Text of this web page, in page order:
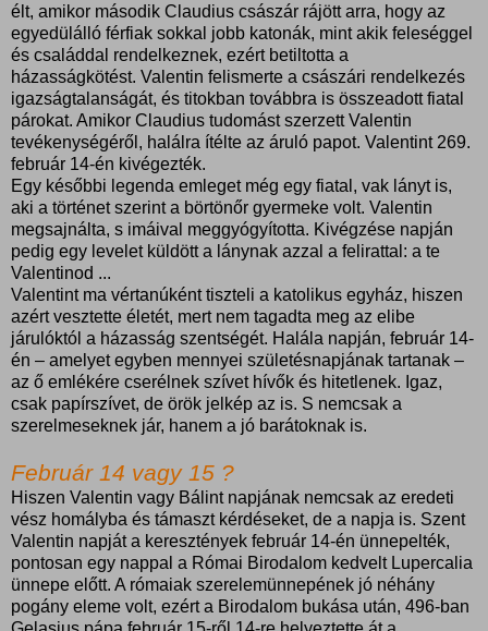
élt, amikor második Claudius császár rájött arra, hogy az
egyedülálló férfiak sokkal jobb katonák, mint akik feleséggel
és családdal rendelkeznek, ezért betiltotta a
házasságkötést. Valentin felismerte a császári rendelkezés
igazságtalanságát, és titokban továbbra is összeadott fiatal
párokat. Amikor Claudius tudomást szerzett Valentin
tevékenységéről, halálra ítélte az áruló papot. Valentint 269.
február 14-én kivégezték.
Egy későbbi legenda emleget még egy fiatal, vak lányt is,
aki a történet szerint a börtönőr gyermeke volt. Valentin
megsajnálta, s imáival meggyógyította. Kivégzése napján
pedig egy levelet küldött a lánynak azzal a felirattal: a te
Valentinod ...
Valentint ma vértanúként tiszteli a katolikus egyház, hiszen
azért vesztette életét, mert nem tagadta meg az elibe
járulóktól a házasság szentségét. Halála napján, február 14-
én – amelyet egyben mennyei születésnapjának tartanak –
az ő emlékére cserélnek szívet hívők és hitetlenek. Igaz,
csak papírszívet, de örök jelkép az is. S nemcsak a
szerelmeseknek jár, hanem a jó barátoknak is.
Február 14 vagy 15 ?
Hiszen Valentin vagy Bálint napjának nemcsak az eredeti
vész homályba és támaszt kérdéseket, de a napja is. Szent
Valentin napját a keresztények február 14-én ünnepelték,
pontosan egy nappal a Római Birodalom kedvelt Lupercalia
ünnepe előtt. A rómaiak szerelemünnepének jó néhány
pogány eleme volt, ezért a Birodalom bukása után, 496-ban